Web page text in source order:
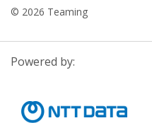
© 2026 Teaming
Powered by: